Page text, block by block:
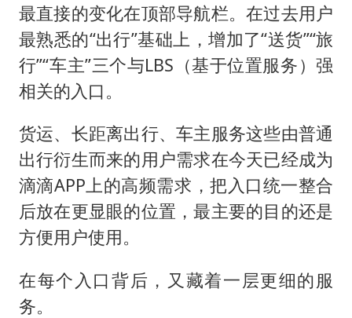
最直接的变化在顶部导航栏。在过去用户
最熟悉的“出行”基础上，增加了“送货”“旅
行”“车主”三个与LBS（基于位置服务）强
相关的入口。
货运、长距离出行、车主服务这些由普通
出行衍生而来的用户需求在今天已经成为
滴滴APP上的高频需求，把入口统一整合
后放在更显眼的位置，最主要的目的还是
方便用户使用。
在每个入口背后，又藏着一层更细的服
务。